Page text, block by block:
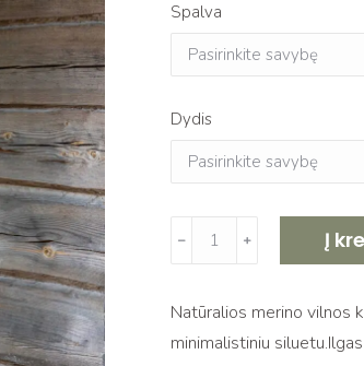
Spalva
Dydis
produkto
kiekis:
kardiganas
su
﹣ ﹢ Į
Natūralios merino vilnos
minimalistiniu